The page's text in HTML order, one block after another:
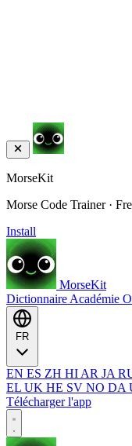
MorseKit
Morse Code Trainer ·
Install
MorseKit
Dictionnaire Académie
EN ES ZH HI AR JA
EL UK HE SV NO DA
Télécharger l'app